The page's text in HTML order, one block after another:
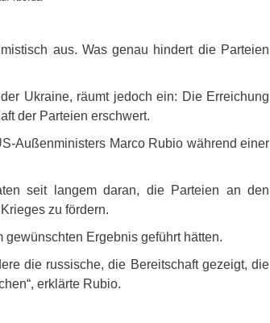
aus. Was genau hindert die Parteien
Ukraine, räumt jedoch ein: Die Erreichung
der Parteien erschwert.
Außenministers Marco Rubio während einer
seit langem daran, die Parteien an den
zu fördern.
Ergebnis geführt hätten.
die russische, die Bereitschaft gezeigt, die
erklärte Rubio.